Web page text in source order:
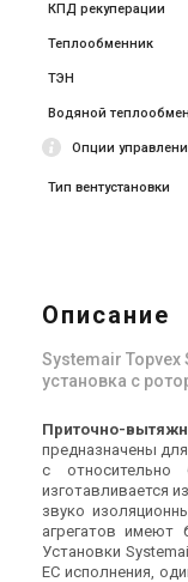
установка
Цена по запросу
Швеция
Приточно-
установка
TR04 HWL-L-CAV
Цена
Цена по
Купить
КПД рекуперации
Теплообменник
ТЭН
Водяной
Опции
Тип вентустановки
Описание
Systemair Topvex
установка с
Приточно-
предназначены
с
изготавливается
звуко
агрегатов имеют
Установки
ЕС исполнения,